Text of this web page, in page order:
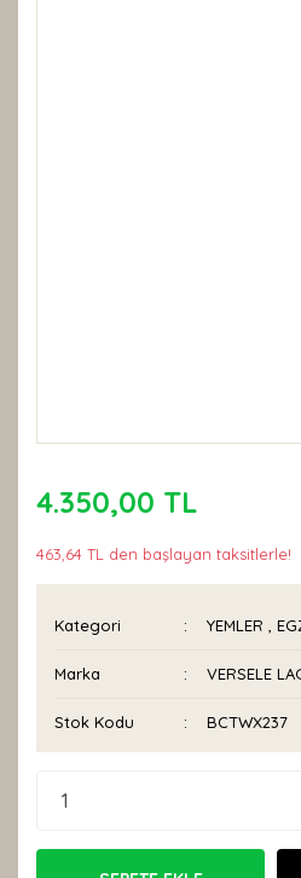
4.350,00 TL
463,64 TL den başlayan taksitlerle!
Kategori YEMLER ,
Marka VERSELE
Stok Kodu BCTWX237